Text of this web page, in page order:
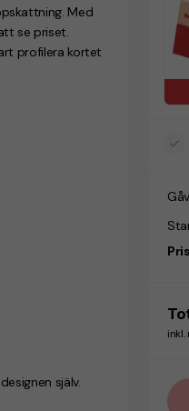
Med
se priset.
profilera kortet
själv.
Pris
inkl.